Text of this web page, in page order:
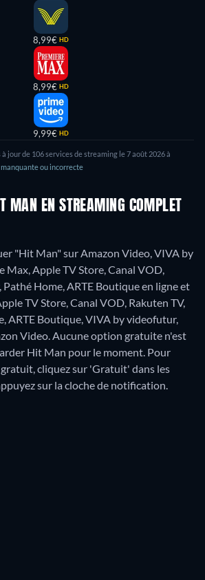
8,99€ HD
8,99€ HD
9,99€ HD
à jour de 106services de streaming le7 août 2026à
ou incorrecte
MAN EN STREAMING COMPLET
"Hit Man" sur Amazon Video, VIVA by
Max, Apple TV Store, Canal VOD,
Pathé Home, ARTE Boutique en ligne et
TV Store, Canal VOD, Rakuten TV,
ARTE Boutique, VIVA by videofutur,
Video.Aucune option gratuite n'est
Hit Man pour le moment. Pour
cliquez sur 'Gratuit' dans les
sur la cloche de notification.